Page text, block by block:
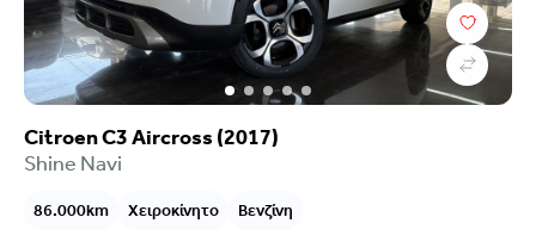
Citroen C3 Aircross (2017)
Shine Navi
86.000km Χειροκίνητο Βενζίνη